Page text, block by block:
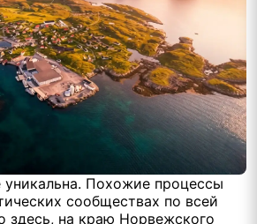
Похожие процессы
сообществах по всей
здесь, на краю Норвежского